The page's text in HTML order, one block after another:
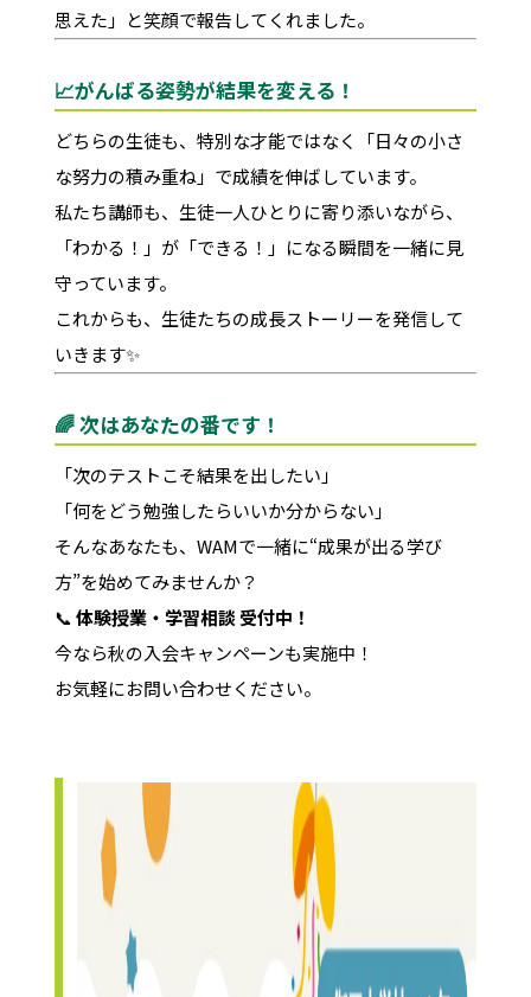
思えた」と笑顔で報告してくれました。
📈がんばる姿勢が結果を変える！
どちらの生徒も、特別な才能ではなく「日々の小さ
な努力の積み重ね」で成績を伸ばしています。
私たち講師も、生徒一人ひとりに寄り添いながら、
「わかる！」が「できる！」になる瞬間を一緒に見
守っています。
これからも、生徒たちの成長ストーリーを発信して
いきます✨
🌈 次はあなたの番です！
「次のテストこそ結果を出したい」
「何をどう勉強したらいいか分からない」
そんなあなたも、WAMで一緒に“成果が出る学び
方”を始めてみませんか？
📞体験授業・学習相談 受付中！
今なら秋の入会キャンペーンも実施中！
お気軽にお問い合わせください。